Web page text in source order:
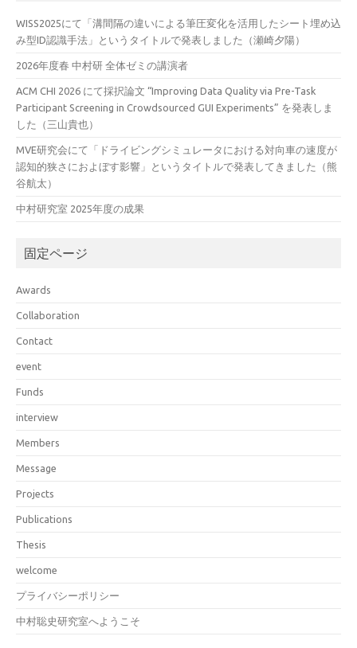
WISS2025にて「溝間隔の違いによる筆圧変化を活用したシート埋め込
み型ID認識手法」というタイトルで発表しました（瀬崎夕陽）
2026年度春 中村研 全体ゼミの講演者
ACM CHI 2026 にて採択論文 “Improving Data Quality via Pre-Task
Participant Screening in Crowdsourced GUI Experiments” を発表しま
した（三山貴也）
MVE研究会にて「ドライビングシミュレータにおける対向車の速度が
認知的狭さにおよぼす影響」というタイトルで発表してきました（熊
谷航太）
中村研究室 2025年度の成果
固定ページ
Awards
Collaboration
Contact
event
Funds
interview
Members
Message
Projects
Publications
Thesis
welcome
プライバシーポリシー
中村聡史研究室へようこそ